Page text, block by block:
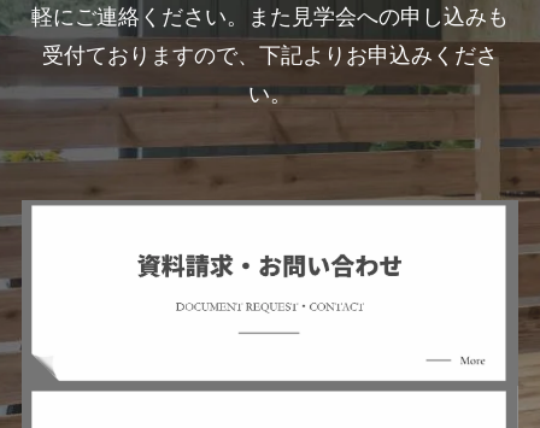
軽にご連絡ください。また見学会への申し込みも
受付ておりますので、下記よりお申込みくださ
い。